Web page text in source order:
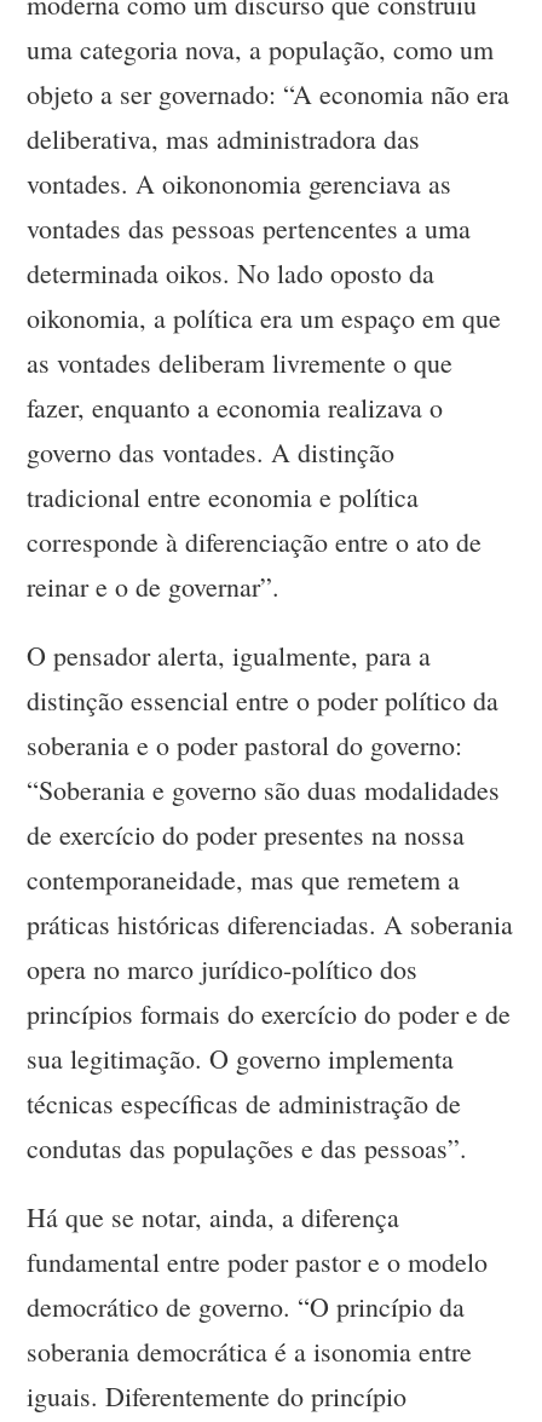
uma categoria nova, a população, como um
objeto a ser governado: “A economia não era
deliberativa, mas administradora das
vontades. A oikononomia gerenciava as
vontades das pessoas pertencentes a uma
determinada oikos. No lado oposto da
oikonomia, a política era um espaço em que
as vontades deliberam livremente o que
fazer, enquanto a economia realizava o
governo das vontades. A distinção
tradicional entre economia e política
corresponde à diferenciação entre o ato de
reinar e o de governar”.
O pensador alerta, igualmente, para a
distinção essencial entre o poder político da
soberania e o poder pastoral do governo:
“Soberania e governo são duas modalidades
de exercício do poder presentes na nossa
contemporaneidade, mas que remetem a
práticas históricas diferenciadas. A soberania
opera no marco jurídico-político dos
princípios formais do exercício do poder e de
sua legitimação. O governo implementa
técnicas específicas de administração de
condutas das populações e das pessoas”.
Há que se notar, ainda, a diferença
fundamental entre poder pastor e o modelo
democrático de governo. “O princípio da
soberania democrática é a isonomia entre
iguais. Diferentemente do princípio